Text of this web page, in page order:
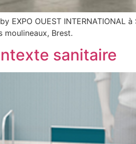
EXPO OUEST INTERNATIONAL à
moulineaux, Brest.
sanitaire